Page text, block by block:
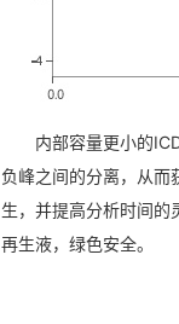
内部容量更小的
负峰之间的分离，从而
生，并提高分析时间的
再生液，绿色安全。